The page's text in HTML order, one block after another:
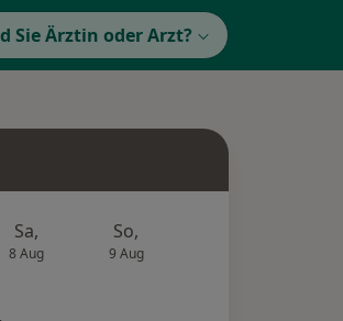
Sie Ärztin oder Arzt?
Sa,
8 Aug
So,
9 Aug